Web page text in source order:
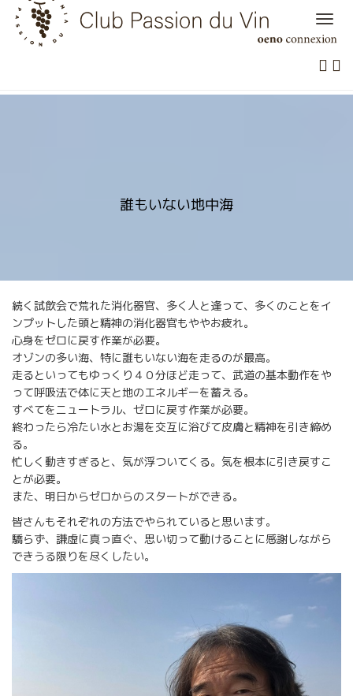
Skip
content
誰もいない地中海
続く試飲会で荒れた消化器官、多く人と逢って、多くのことをイ
ンプットした頭と精神の消化器官もややお疲れ。
心身をゼロに戻す作業が必要。
オゾンの多い海、特に誰もいない海を走るのが最高。
走るといってもゆっくり４０分ほど走って、武道の基本動作をや
って呼吸法で体に天と地のエネルギーを蓄える。
すべてをニュートラル、ゼロに戻す作業が必要。
終わったら冷たい水とお湯を交互に浴びて皮膚と精神を引き締め
る。
忙しく動きすぎると、気が浮ついてくる。気を根本に引き戻すこ
とが必要。
また、明日からゼロからのスタートができる。
皆さんもそれぞれの方法でやられていると思います。
驕らず、謙虚に真っ直ぐ、思い切って動けることに感謝しながら
できうる限りを尽くしたい。